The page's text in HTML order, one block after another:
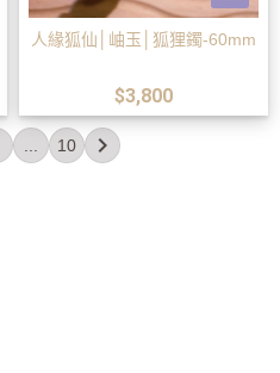
人緣狐仙│岫玉│狐狸鐲-60mm
$3,800
10